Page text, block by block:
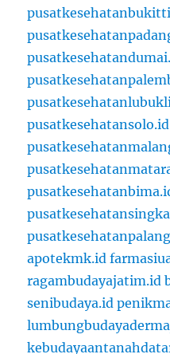
pusatkesehatansolo.id
apotekmk.id
ragambudayajatim.id
senibudaya.id